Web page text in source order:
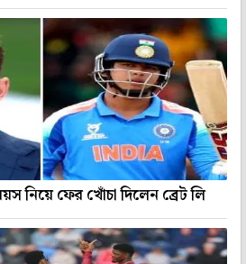
নিয়ে ফের খোঁচা দিলেন ব্রেট লি